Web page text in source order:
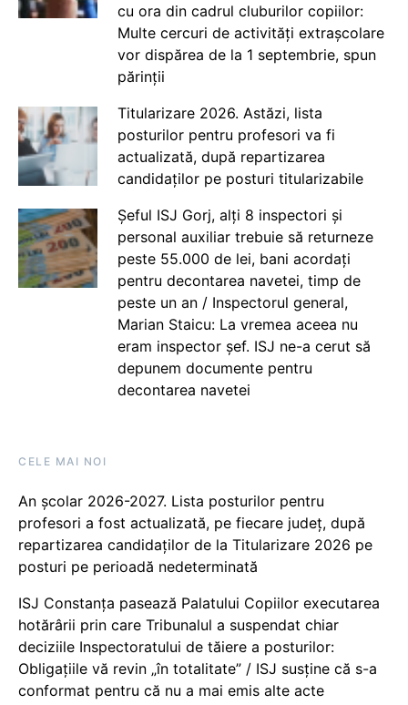
cu ora din cadrul cluburilor copiilor:
Multe cercuri de activități extrașcolare
vor dispărea de la 1 septembrie, spun
părinții
Titularizare 2026. Astăzi, lista
posturilor pentru profesori va fi
actualizată, după repartizarea
candidaților pe posturi titularizabile
Șeful ISJ Gorj, alți 8 inspectori și
personal auxiliar trebuie să returneze
peste 55.000 de lei, bani acordați
pentru decontarea navetei, timp de
peste un an / Inspectorul general,
Marian Staicu: La vremea aceea nu
eram inspector șef. ISJ ne-a cerut să
depunem documente pentru
decontarea navetei
CELE MAI NOI
An școlar 2026-2027. Lista posturilor pentru
profesori a fost actualizată, pe fiecare județ, după
repartizarea candidaților de la Titularizare 2026 pe
posturi pe perioadă nedeterminată
ISJ Constanța pasează Palatului Copiilor executarea
hotărârii prin care Tribunalul a suspendat chiar
deciziile Inspectoratului de tăiere a posturilor:
Obligațiile vă revin „în totalitate” / ISJ susține că s-a
conformat pentru că nu a mai emis alte acte